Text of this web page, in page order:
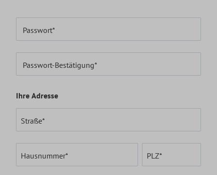
Passwort*
Passwort-Bestätigung*
Ihre Adresse
Straße*
Hausnummer* PLZ*